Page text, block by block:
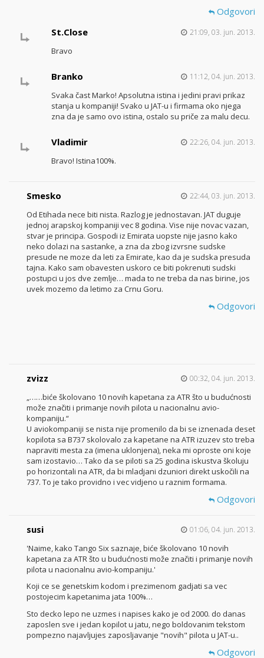
Odgovori
St.Close
21:09, 03. jun. 2013.
Bravo
Branko 11:12, 04. jun. 2013.
Svaka čast Marko! Apsolutna istina i jedini pravi prikaz
stanja u kompaniji! Svako u JAT-u i firmama oko njega
zna da je samo ovo istina, ostalo su priče za malu decu.
Vladimir 22:26, 04. jun. 2013.
Bravo! Istina100%.
Smesko 22:44, 03. jun. 2013.
Od Etihada nece biti nista. Razlog je jednostavan. JAT duguje
jednoj arapskoj kompaniji vec 8 godina. Vise nije novac vazan,
stvar je principa. Gospodi iz Emirata uopste nije jasno kako
neko dolazi na sastanke, a zna da zbog izvrsne sudske
presude ne moze da leti za Emirate, kao da je sudska presuda
tajna. Kako sam obavesten uskoro ce biti pokrenuti sudski
postupci u jos dve zemlje… mada to ne treba da nas birine, jos
uvek mozemo da letimo za Crnu Goru.
Odgovori
zvizz 00:32, 04. jun. 2013.
„……biće školovano 10 novih kapetana za ATR što u budućnosti
može značiti i primanje novih pilota u nacionalnu avio-
kompaniju.“
U aviokompaniji se nista nije promenilo da bi se iznenada deset
kopilota sa B737 skolovalo za kapetane na ATR izuzev sto treba
napraviti mesta za (imena uklonjena), neka mi oproste oni koje
sam izostavio… Tako da se piloti sa 25 godina iskustva školuju
po horizontali na ATR, da bi mladjani dzuniori direkt uskočili na
737. To je tako providno i vec vidjeno u raznim formama.
Odgovori
susi 01:06, 04. jun. 2013.
'Naime, kako Tango Six saznaje, biće školovano 10 novih
kapetana za ATR što u budućnosti može značiti i primanje novih
pilota u nacionalnu avio-kompaniju.'
Koji ce se genetskim kodom i prezimenom gadjati sa vec
postojecim kapetanima jata 100%…
Sto decko lepo ne uzmes i napises kako je od 2000. do danas
zaposlen sve i jedan kopilot u jatu, nego boldovanim tekstom
pompezno najavljujes zaposljavanje "novih" pilota u JAT-u..
Odgovori